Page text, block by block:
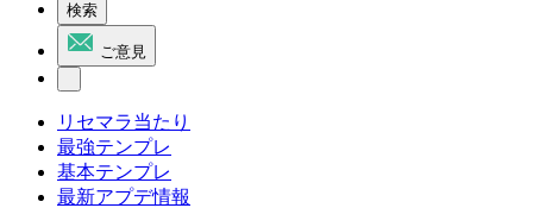
検索
ご意見
リセマラ当たり
最強テンプレ
基本テンプレ
最新アプデ情報